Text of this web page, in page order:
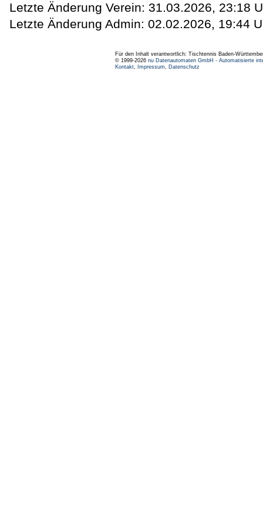
Letzte Änderung Verein: 31.03.2026, 23:18
Letzte Änderung Admin: 02.02.2026, 19:44
Für den Inhalt verantwortlich: Tischtennis Baden-
© 1999-2026 nu Datenautomaten GmbH - Automatisierte
Kontakt, Impressum, Datenschutz